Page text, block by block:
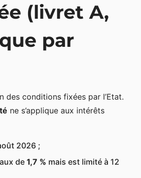
(livret A,
par
des conditions fixées par l’Etat.
ne s’applique aux intérêts
2026 ;
de1,7 % mais est limité à 12